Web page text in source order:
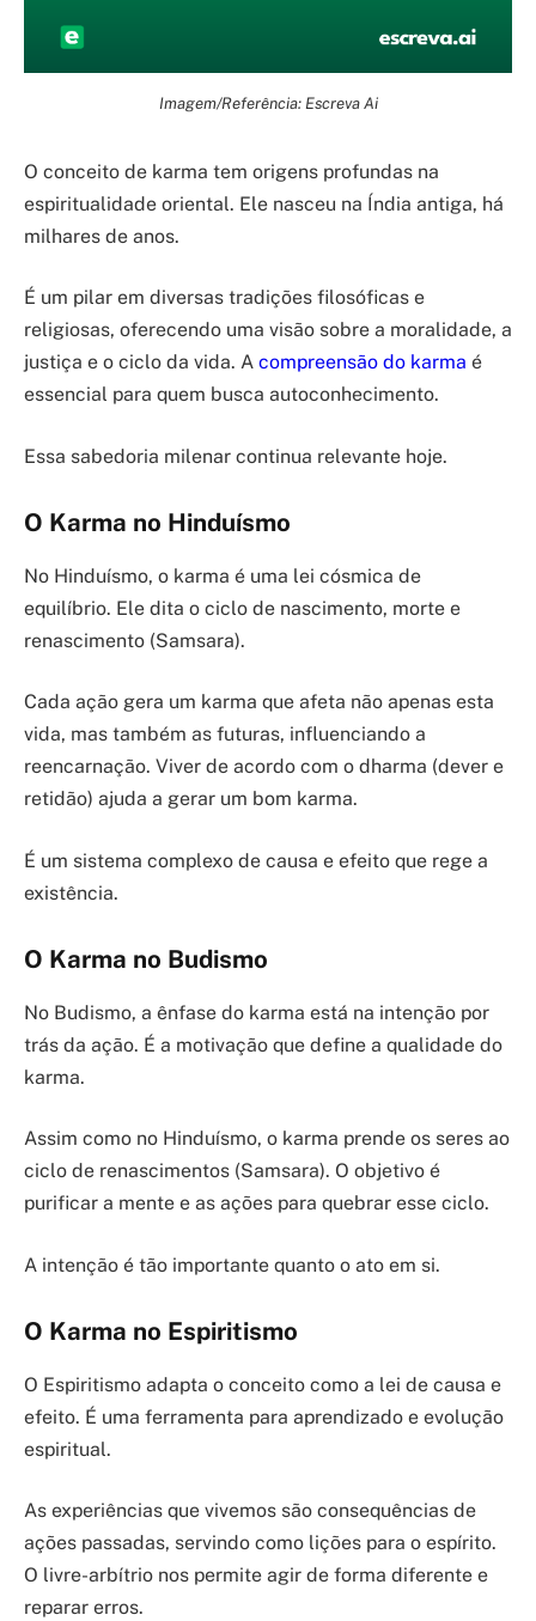
Imagem/Referência: Escreva Ai
O conceito de karma tem origens profundas na
espiritualidade oriental. Ele nasceu na Índia antiga, há
milhares de anos.
É um pilar em diversas tradições filosóficas e
religiosas, oferecendo uma visão sobre a moralidade, a
justiça e o ciclo da vida. A compreensão do karma é
essencial para quem busca autoconhecimento.
Essa sabedoria milenar continua relevante hoje.
O Karma no Hinduísmo
No Hinduísmo, o karma é uma lei cósmica de
equilíbrio. Ele dita o ciclo de nascimento, morte e
renascimento (Samsara).
Cada ação gera um karma que afeta não apenas esta
vida, mas também as futuras, influenciando a
reencarnação. Viver de acordo com o dharma (dever e
retidão) ajuda a gerar um bom karma.
É um sistema complexo de causa e efeito que rege a
existência.
O Karma no Budismo
No Budismo, a ênfase do karma está na intenção por
trás da ação. É a motivação que define a qualidade do
karma.
Assim como no Hinduísmo, o karma prende os seres ao
ciclo de renascimentos (Samsara). O objetivo é
purificar a mente e as ações para quebrar esse ciclo.
A intenção é tão importante quanto o ato em si.
O Karma no Espiritismo
O Espiritismo adapta o conceito como a lei de causa e
efeito. É uma ferramenta para aprendizado e evolução
espiritual.
As experiências que vivemos são consequências de
ações passadas, servindo como lições para o espírito.
O livre-arbítrio nos permite agir de forma diferente e
reparar erros.